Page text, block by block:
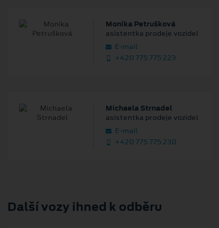
Monika Petrušková
asistentka prodeje vozidel
E‑mail
+420 775 775 223
Michaela Strnadel
asistentka prodeje vozidel
E‑mail
+420 775 775 230
Další vozy ihned k odběru